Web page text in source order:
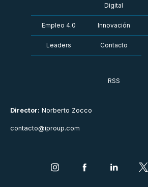
Director: Norberto Zocco
contacto@iproup.com
Digital
Empleo 4.0 Innovación
Leaders Contacto
RSS